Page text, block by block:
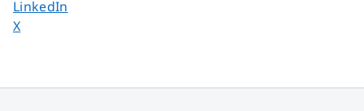
Dela sidan på
LinkedIn
Dela sidan på
X